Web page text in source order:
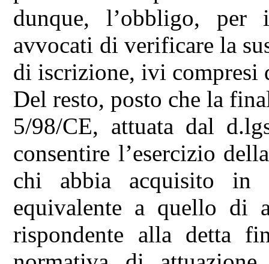
dunque, l’obbligo, per
avvocati di verificare la
di iscrizione, ivi
Del resto, posto che la
5/98/CE, attuata dal
consentire l’esercizio
chi abbia acquisito
equivalente a quello di
rispondente alla detta